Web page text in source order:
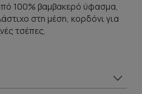
100% βαμβακερό ύφασμα,
στη μέση, κορδόνι για
τσέπες.